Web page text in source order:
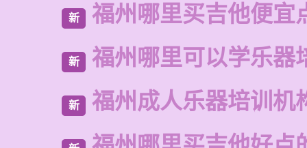
新 福州哪里买吉他便宜
新 福州哪里可以学乐器
新 福州成人乐器培训机